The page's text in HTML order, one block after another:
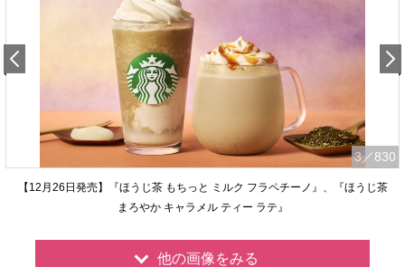
3／830
【12月26日発売】『ほうじ茶 もちっと ミルク フラペチーノ』、『ほうじ茶
まろやか キャラメル ティー ラテ』
他の画像をみる